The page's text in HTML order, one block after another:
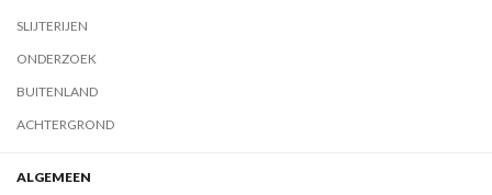
SLIJTERIJEN
ONDERZOEK
BUITENLAND
ACHTERGROND
ALGEMEEN